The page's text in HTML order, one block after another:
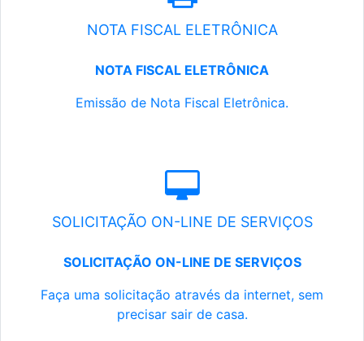
NOTA FISCAL ELETRÔNICA
NOTA FISCAL ELETRÔNICA
Emissão de Nota Fiscal Eletrônica.
SOLICITAÇÃO ON-LINE DE SERVIÇOS
SOLICITAÇÃO ON-LINE DE SERVIÇOS
Faça uma solicitação através da internet, sem
precisar sair de casa.